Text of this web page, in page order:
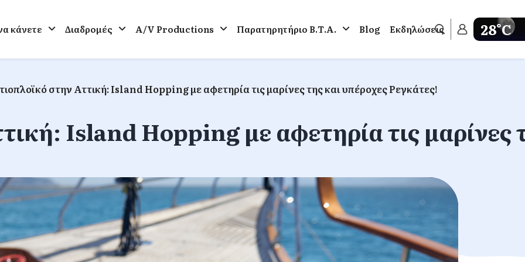
κάνετε Διαδρομές A/V Productions Παρατηρητήριο Β.Τ.Α. Blog Εκδηλώσεις 28°C
Get
στην Αττική: Island Hopping με αφετηρία τις μαρίνες της και υπέροχες Ρεγκάτες!
Island Hopping με αφετηρία τις μαρίνες